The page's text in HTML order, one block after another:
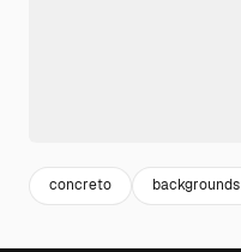
concreto backgrounds